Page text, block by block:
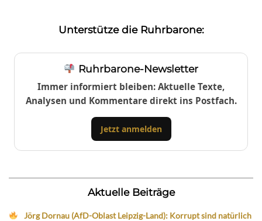
Unterstütze die Ruhrbarone:
Ruhrbarone-Newsletter
Immer informiert bleiben: Aktuelle Texte,
Analysen und Kommentare direkt ins Postfach.
Jetzt anmelden
Aktuelle Beiträge
Jörg Dornau (AfD-Oblast Leipzig-Land): Korrupt sind natürlich